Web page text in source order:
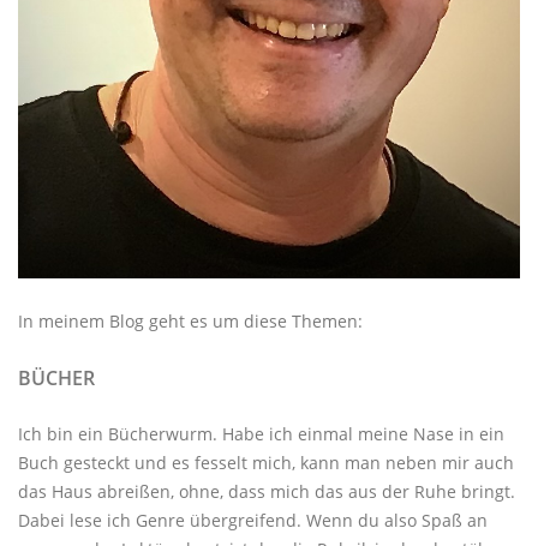
In meinem Blog geht es um diese Themen:
BÜCHER
Ich bin ein Bücherwurm. Habe ich einmal meine Nase in ein
Buch gesteckt und es fesselt mich, kann man neben mir auch
das Haus abreißen, ohne, dass mich das aus der Ruhe bringt.
Dabei lese ich Genre übergreifend. Wenn du also Spaß an